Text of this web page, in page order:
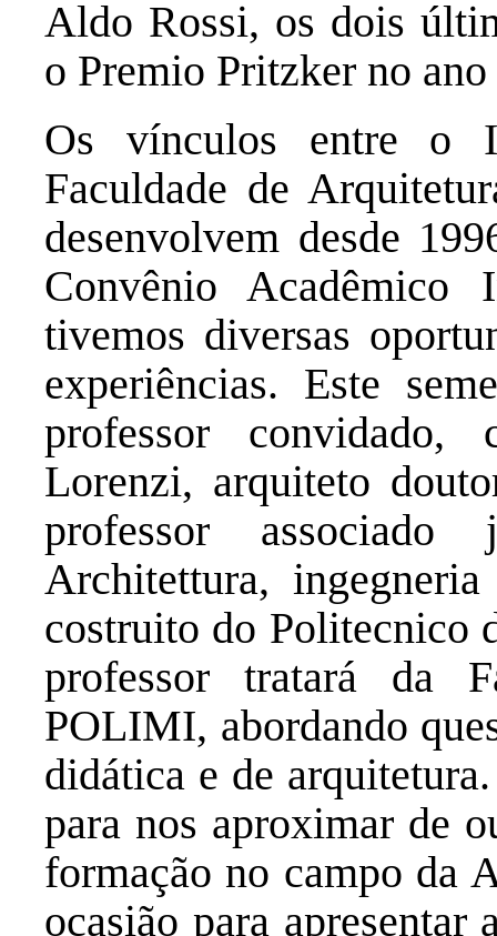
Aldo Rossi, os dois
o Premio Pritzker no
Os vínculos entre o
Faculdade de
desenvolvem desde
Convênio Acadêmico
tivemos diversas
experiências. Este
professor convidado,
Lorenzi, arquiteto
professor
Architettura,
costruito do Politecnico
professor tratará da
POLIMI, abordando
didática e de
para nos aproximar de
formação no campo da
ocasião para